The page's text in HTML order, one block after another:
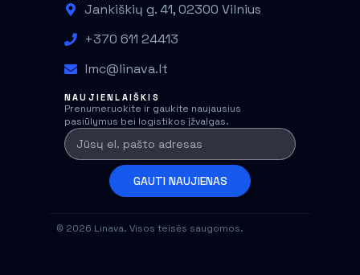
Jankiškių g. 41, 02300 Vilnius
+370 611 24413
lmc@linava.lt
NAUJIENLAIŠKIS
Prenumeruokite ir gaukite naujausius
pasiūlymus bei logistikos įžvalgas.
GAUTI NAUJIENAS
© 2026 Linava. Visos teisės saugomos.